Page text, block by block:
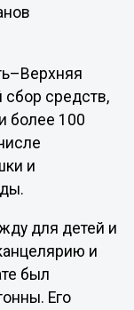
сбор средств,
более 100
и
для детей и
и
был
Его